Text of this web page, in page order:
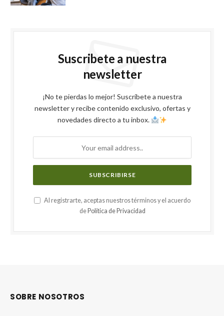
Suscribete a nuestra
newsletter
¡No te pierdas lo mejor! Suscríbete a nuestra
newsletter y recibe contenido exclusivo, ofertas y
novedades directo a tu inbox.
Al registrarte, aceptas nuestros términos y el acuerdo
de Política de Privacidad
SOBRE NOSOTROS